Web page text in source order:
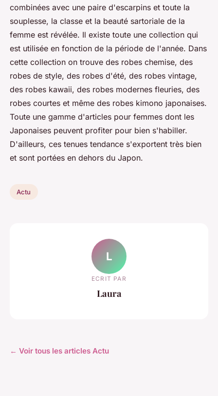
combinées avec une paire d'escarpins et toute la
souplesse, la classe et la beauté sartoriale de la
femme est révélée. Il existe toute une collection qui
est utilisée en fonction de la période de l'année. Dans
cette collection on trouve des robes chemise, des
robes de style, des robes d'été, des robes vintage,
des robes kawaii, des robes modernes fleuries, des
robes courtes et même des robes kimono japonaises.
Toute une gamme d'articles pour femmes dont les
Japonaises peuvent profiter pour bien s'habiller.
D'ailleurs, ces tenues tendance s'exportent très bien
et sont portées en dehors du Japon.
Actu
L
ECRIT PAR
Laura
← Voir tous les articles Actu